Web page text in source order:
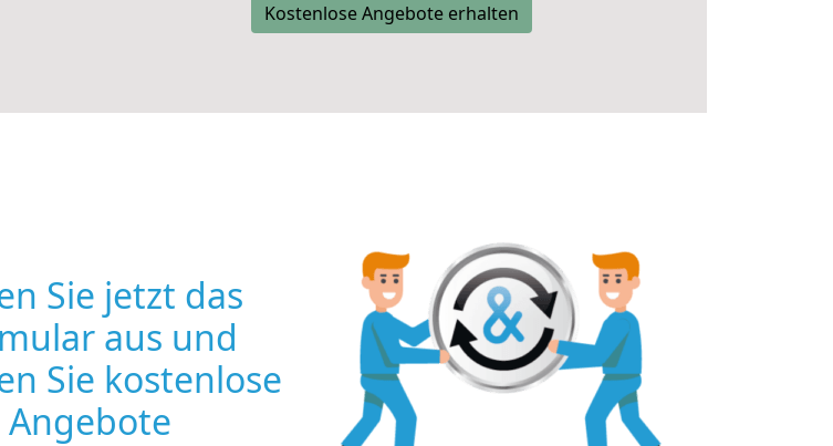
Kostenlose Angebote erhalten
Sie jetzt das
aus und
Sie kostenlose
Angebote